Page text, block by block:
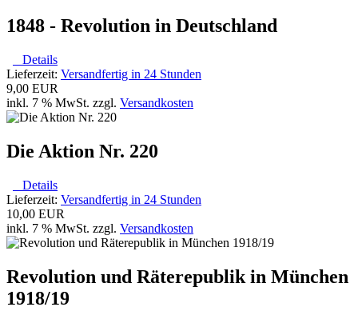
1848 - Revolution in Deutschland
Details
Lieferzeit: Versandfertig in 24 Stunden
9,00 EUR
inkl. 7 % MwSt. zzgl. Versandkosten
Die Aktion Nr. 220
Details
Lieferzeit: Versandfertig in 24 Stunden
10,00 EUR
inkl. 7 % MwSt. zzgl. Versandkosten
Revolution und Räterepublik in München
1918/19